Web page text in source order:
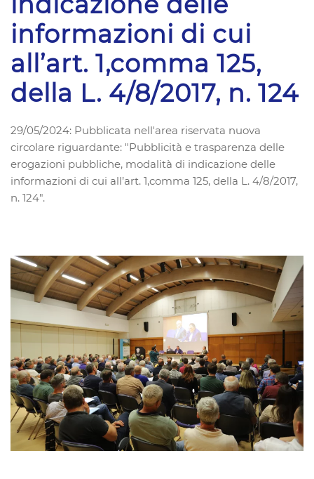
informazioni di cui
all’art. 1,comma 125,
della L. 4/8/2017, n. 124
29/05/2024: Pubblicata nell'area riservata nuova
circolare riguardante: "Pubblicità e trasparenza delle
erogazioni pubbliche, modalità di indicazione delle
informazioni di cui all’art. 1,comma 125, della L. 4/8/2017,
n. 124".